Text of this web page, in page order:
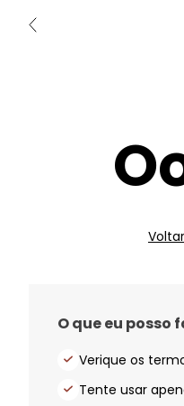
O que eu posso
Verique os
Tente usar